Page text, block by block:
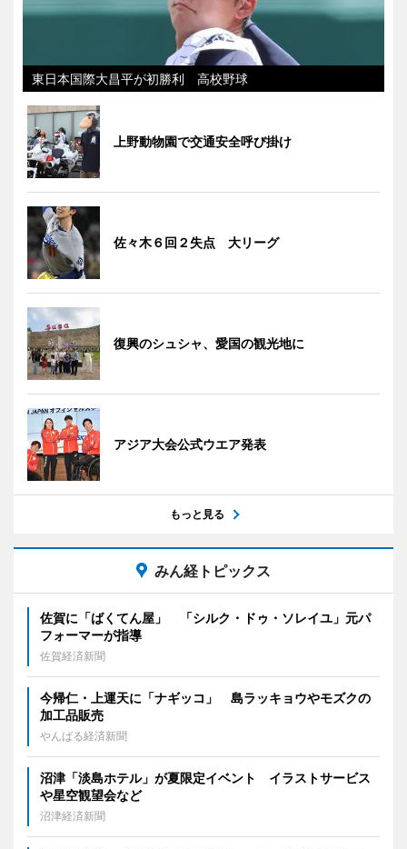
東日本国際大昌平が初勝利 高校野球
上野動物園で交通安全呼び掛け
佐々木６回２失点 大リーグ
復興のシュシャ、愛国の観光地に
アジア大会公式ウエア発表
もっと見る
みん経トピックス
佐賀に「ばくてん屋」 「シルク・ドゥ・ソレイユ」元パ
フォーマーが指導
佐賀経済新聞
今帰仁・上運天に「ナギッコ」 島ラッキョウやモズクの
加工品販売
やんばる経済新聞
沼津「淡島ホテル」が夏限定イベント イラストサービス
や星空観望会など
沼津経済新聞